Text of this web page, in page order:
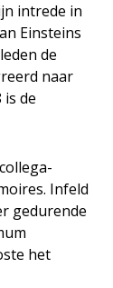
intrede in
Einsteins
de
naar
is de
Infeld
gedurende
het